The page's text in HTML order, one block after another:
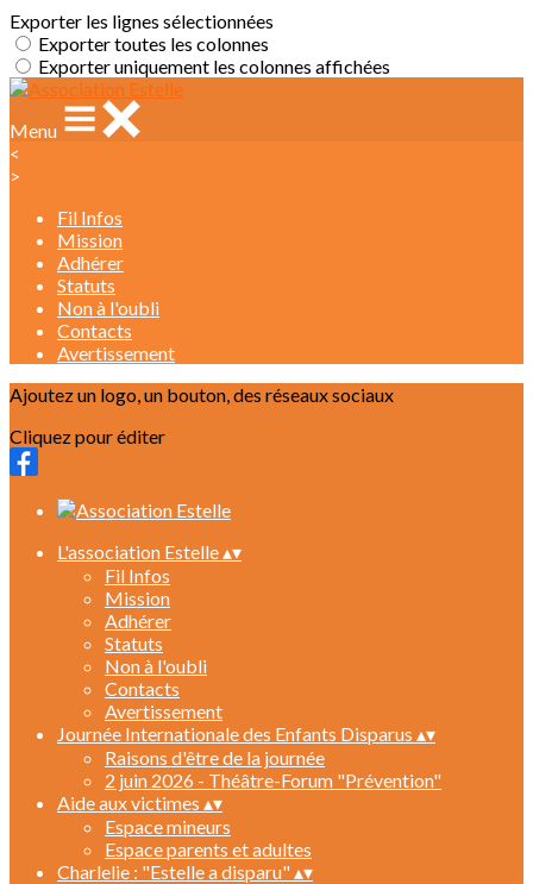
Exporter les lignes sélectionnées
Exporter toutes les colonnes
Exporter uniquement les colonnes affichées
Menu
<
>
Fil Infos
Mission
Adhérer
Statuts
Non à l'oubli
Contacts
Avertissement
Ajoutez un logo, un bouton, des réseaux sociaux
Cliquez pour éditer
L'association Estelle▴▾
Fil Infos
Mission
Adhérer
Statuts
Non à l'oubli
Contacts
Avertissement
Journée Internationale des Enfants Disparus ▴▾
Raisons d'être de la journée
2 juin 2026 - Théâtre-Forum "Prévention"
Aide aux victimes ▴▾
Espace mineurs
Espace parents et adultes
Charlelie : "Estelle a disparu"▴▾